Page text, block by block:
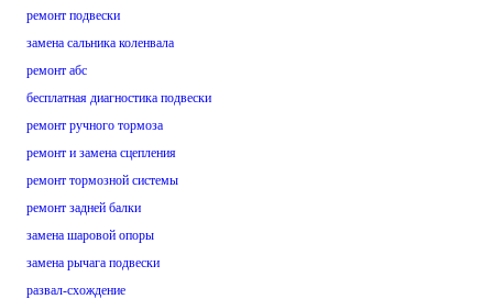
ремонт подвески
замена сальника коленвала
ремонт абс
бесплатная диагностика подвески
ремонт ручного тормоза
ремонт и замена сцепления
ремонт тормозной системы
ремонт задней балки
замена шаровой опоры
замена рычага подвески
развал-схождение